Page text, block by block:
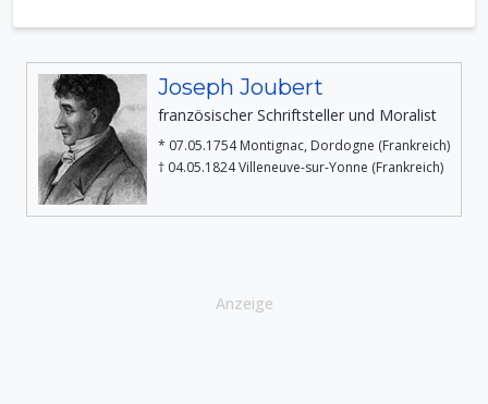
Joseph Joubert
französischer Schriftsteller und Moralist
* 07.05.1754 Montignac, Dordogne (Frankreich)
† 04.05.1824 Villeneuve-sur-Yonne (Frankreich)
Anzeige